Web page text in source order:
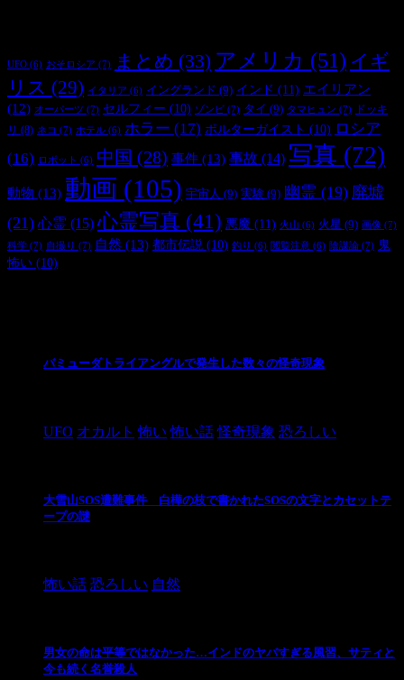
UFO (6) おそロシア (7) まとめ (33) アメリカ (51) イギ
リス (29) イタリア (6) イングランド (9) インド (11) エイリアン
(12) オーパーツ (7) セルフィー (10) ゾンビ (7) タイ (9) タマヒュン (7)
ドッキ
リ (8) ネコ (7) ホテル (6) ホラー (17) ポルターガイスト (10) ロシア
(16)
ロボット (6) 中国 (28) 事件 (13) 事故 (14) 写真 (72)
動物 (13) 動画 (105) 宇宙人 (9) 実験 (9) 幽霊 (19) 廃墟
(21) 心霊 (15) 心霊写真 (41) 悪魔 (11) 火山 (6) 火星 (9) 画像 (7)
科学 (7) 自撮り (7) 自然 (13) 都市伝説 (10) 釣り (6) 閲覧注意 (6) 陰謀論 (7) 鬼
怖い (10)
バミューダトライアングルで発生した数々の怪奇現象
UFO オカルト 怖い 怖い話 怪奇現象 恐ろしい
大雪山SOS遭難事件 白樺の枝で書かれたSOSの文字とカセットテ
ープの謎
怖い話 恐ろしい 自然
男女の命は平等ではなかった…インドのヤバすぎる風習、サティと
今も続く名誉殺人